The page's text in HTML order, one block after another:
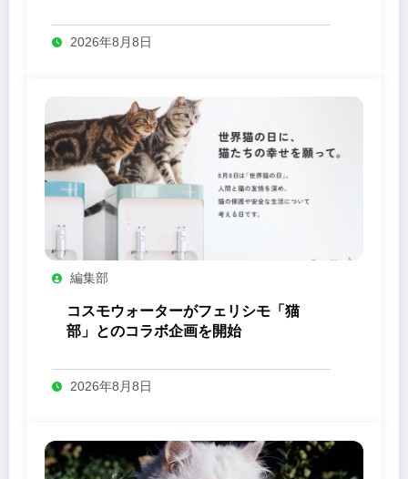
2026年8月8日
編集部
コスモウォーターがフェリシモ「猫
部」とのコラボ企画を開始
2026年8月8日